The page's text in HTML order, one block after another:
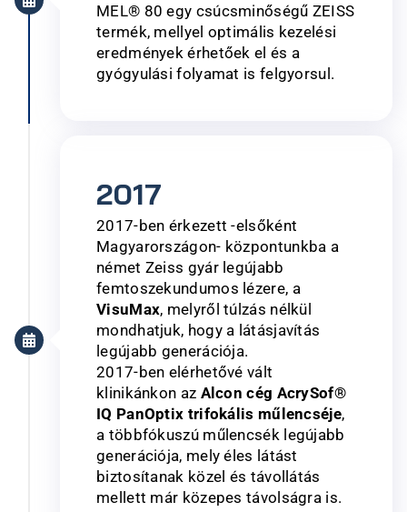
MEL® 80 egy csúcsminőségű ZEISS
termék, mellyel optimális kezelési
eredmények érhetőek el és a
gyógyulási folyamat is felgyorsul.
2017
2017-ben érkezett -elsőként
Magyarországon- központunkba a
német Zeiss gyár legújabb
femtoszekundumos lézere, a
VisuMax, melyről túlzás nélkül
mondhatjuk, hogy a látásjavítás
legújabb generációja.
2017-ben elérhetővé vált
klinikánkon az Alcon cég AcrySof®
IQ PanOptix trifokális műlencséje,
a többfókuszú műlencsék legújabb
generációja, mely éles látást
biztosítanak közel és távollátás
mellett már közepes távolságra is.​